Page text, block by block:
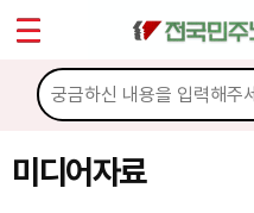
미디어자료
마이페이지
소개
소식